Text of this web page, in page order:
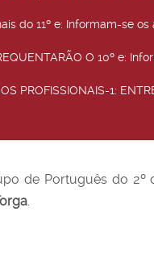
do 11º e: Informam-se
O 10º e:
PROFISSIONAIS-1:
de Português do